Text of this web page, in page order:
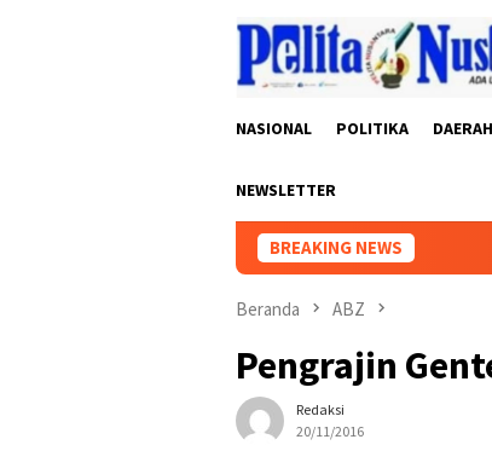
NASIONAL POLITIKA DAERAH
NEWSLETTER
BREAKING NEWS
Beranda ABZ
Pengrajin
Redaksi
20/11/2016